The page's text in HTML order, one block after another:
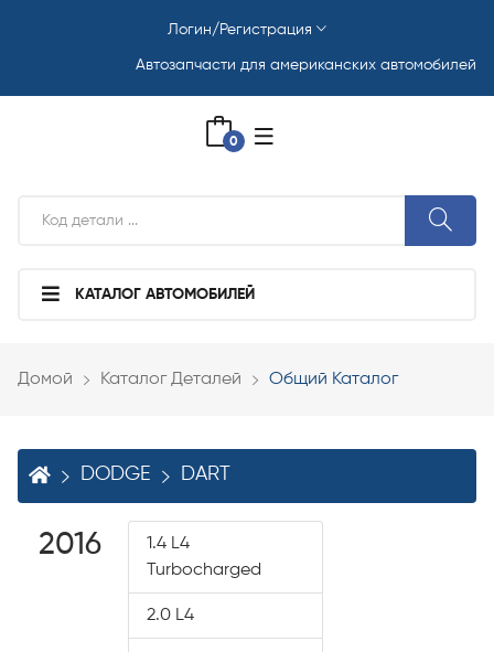
Автозапчасти для американских автомобилей
Логин/Регистрация
0
КАТАЛОГ АВТОМОБИЛЕЙ
Домой Каталог Деталей Общий Каталог
DODGE DART
2016
1.4 L4
Turbocharged
2.0 L4